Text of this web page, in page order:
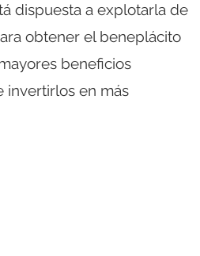
dispuesta a explotarla de
obtener el beneplácito
beneficios
invertirlos en más